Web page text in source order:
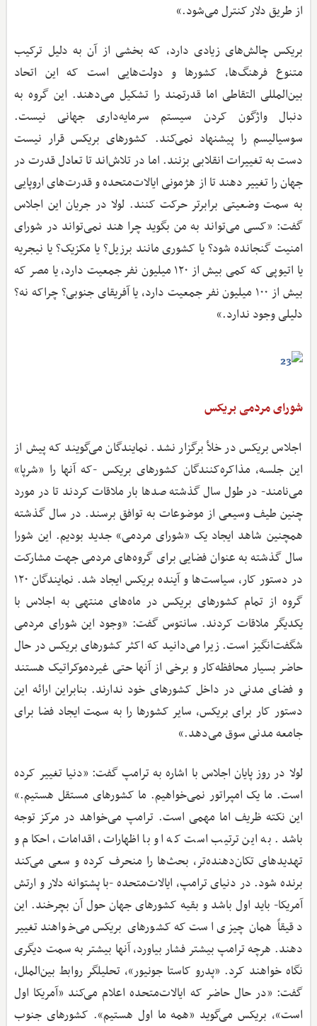
از طریق دلار کنترل می‌شود.»
بریکس چالش‌های زیادی دارد، که بخشی از آن به دلیل ترکیب
متنوع فرهنگ‌ها، کشورها و دولت‌هایی است که این اتحاد
بین‌المللی التقاطی اما قدرتمند را تشکیل می‌دهند. این گروه به
دنبال واژگون کردن سیستم سرمایه‌داری جهانی نیست.
سوسیالیسم را پیشنهاد نمی‌کند. کشورهای بریکس قرار نیست
دست به تغییرات انقلابی بزنند. اما در تلاش‌اند تا تعادل قدرت در
جهان را تغییر دهند تا از هژمونی ایالات‌متحده و قدرت‌های اروپایی
به سمت وضعیتی برابرتر حرکت کنند. لولا در جریان این اجلاس
گفت: «کسی می‌تواند به من بگوید چرا هند نمی‌تواند در شورای
امنیت گنجانده شود؟ یا کشوری مانند برزیل؟ یا مکزیک؟ یا نیجریه
یا اتیوپی که کمی بیش از ۱۲۰ میلیون نفر جمعیت دارد، یا مصر که
بیش از ۱۰۰ میلیون نفر جمعیت دارد، یا آفریقای جنوبی؟ چراکه نه؟
دلیلی وجود ندارد.»
شورای مردمی بریکس
اجلاس بریکس در خلأ برگزار نشد. نمایندگان می‌گویند که پیش‌ از
این جلسه، مذاکره‌کنندگان کشورهای بریکس -که آنها را «شرپا»
می‌نامند- در طول سال گذشته صدها بار ملاقات کردند تا در مورد
چنین طیف وسیعی از موضوعات به توافق برسند. در سال گذشته
همچنین شاهد ایجاد یک «شورای مردمی» جدید بودیم. این شورا
سال گذشته به‌ عنوان فضایی برای گروه‌های مردمی جهت مشارکت
در دستور کار، سیاست‌ها و آینده بریکس ایجاد شد. نمایندگان ۱۲۰
گروه از تمام کشورهای بریکس در ماه‌های منتهی به اجلاس با
یکدیگر ملاقات کردند. سانتوس گفت: «وجود این شورای مردمی
شگفت‌انگیز است. زیرا می‌دانید که اکثر کشورهای بریکس در حال
حاضر بسیار محافظه‌کار و برخی از آنها حتی غیردموکراتیک هستند
و فضای مدنی در داخل کشورهای خود ندارند. بنابراین ارائه این
دستور کار برای بریکس، سایر کشورها را به سمت ایجاد فضا برای
جامعه مدنی سوق می‌دهد.»
لولا در روز پایان اجلاس با اشاره به ترامپ گفت: «دنیا تغییر کرده
است. ما یک امپراتور نمی‌خواهیم. ما کشورهای مستقل هستیم.»
این نکته ظریف اما مهمی است. ترامپ می‌خواهد در مرکز توجه
باشد. به ‌این ‌ترتیب است که او با اظهارات، اقدامات، احکام و
تهدیدهای تکان‌دهنده‌تر، بحث‌ها را منحرف کرده و سعی می‌کند
برنده شود. در دنیای ترامپ، ایالات‌متحده -با پشتوانه دلار و ارتش
آمریکا- باید اول باشد و بقیه کشورهای جهان حول آن بچرخند. این
دقیقاً همان چیزی است که کشورهای بریکس می‌خواهند تغییر
دهند. هرچه ترامپ بیشتر فشار بیاورد، آنها بیشتر به سمت دیگری
نگاه خواهند کرد. «پدرو کاستا جونیور»، تحلیلگر روابط بین‌الملل،
گفت: «در حال حاضر که ایالات‌متحده اعلام می‌کند «آمریکا اول
است»، بریکس می‌گوید «همه ما اول هستیم». کشورهای جنوب